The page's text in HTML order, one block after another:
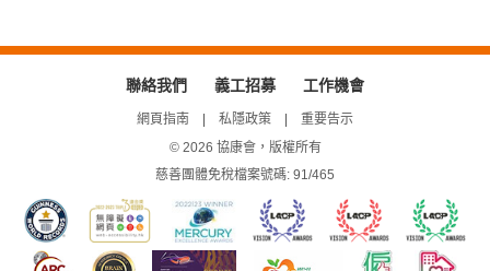
聯絡我們 義工招募 工作機會
網頁指南 私隱政策
重要告示
© 2026 協康會，版權所有
慈善團體免稅檔案號碼: 91/465